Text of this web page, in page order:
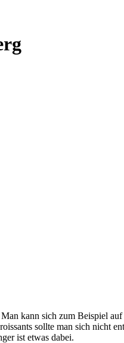
kann sich zum Beispiel
sollte man sich nicht
ist etwas dabei.